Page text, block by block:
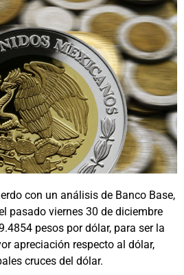
con un análisis de Banco Base,
pasado viernes 30 de diciembre
pesos por dólar, para ser la
apreciación respecto al dólar,
cruces del dólar.